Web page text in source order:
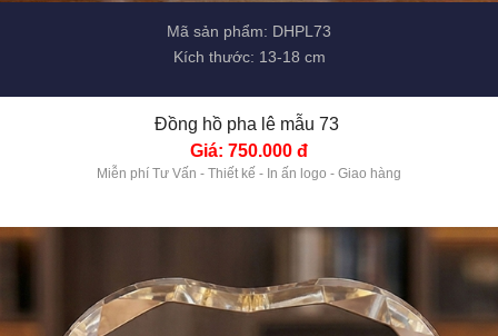
Mã sản phẩm: DHPL73
Kích thước: 13-18 cm
Đồng hồ pha lê mẫu 73
Giá: 750.000 đ
Miễn phí Tư Vấn - Thiết kế - In ấn logo - Giao hàng